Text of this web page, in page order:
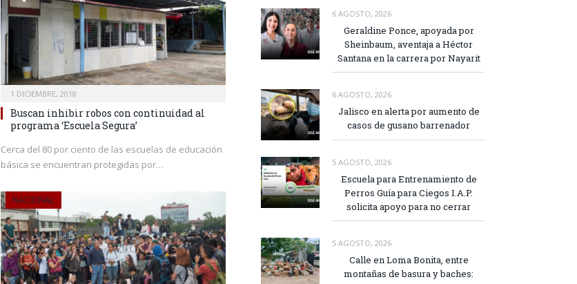
1 DICIEMBRE, 2018
Buscan inhibir robos con continuidad al
programa ‘Escuela Segura’
Cerca del 80 por ciento de las escuelas de educación
básica se encuentran protegidas por…
NACIONAL
6 AGOSTO, 2026
Geraldine Ponce, apoyada por
Sheinbaum, aventaja a Héctor
Santana en la carrera por Nayarit
6 AGOSTO, 2026
Jalisco en alerta por aumento de
casos de gusano barrenador
5 AGOSTO, 2026
Escuela para Entrenamiento de
Perros Guía para Ciegos I.A.P.
solicita apoyo para no cerrar
5 AGOSTO, 2026
Calle en Loma Bonita, entre
montañas de basura y baches: